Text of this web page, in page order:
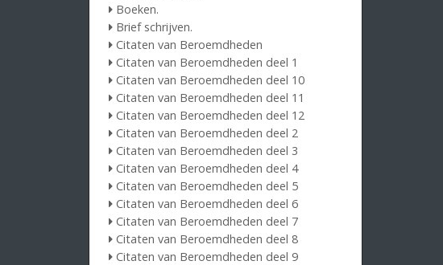
Boeken.
Brief schrijven.
Citaten van Beroemdheden
Citaten van Beroemdheden deel 1
Citaten van Beroemdheden deel 10
Citaten van Beroemdheden deel 11
Citaten van Beroemdheden deel 12
Citaten van Beroemdheden deel 2
Citaten van Beroemdheden deel 3
Citaten van Beroemdheden deel 4
Citaten van Beroemdheden deel 5
Citaten van Beroemdheden deel 6
Citaten van Beroemdheden deel 7
Citaten van Beroemdheden deel 8
Citaten van Beroemdheden deel 9